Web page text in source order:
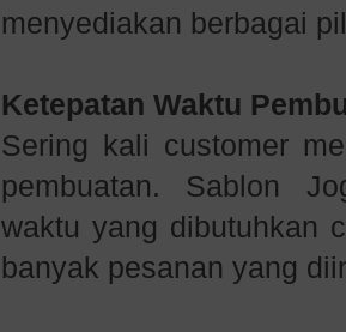
menyediakan berbagai
Ketepatan Waktu
Sering kali customer
pembuatan. Sablon
waktu yang dibutuhkan
banyak pesanan yang